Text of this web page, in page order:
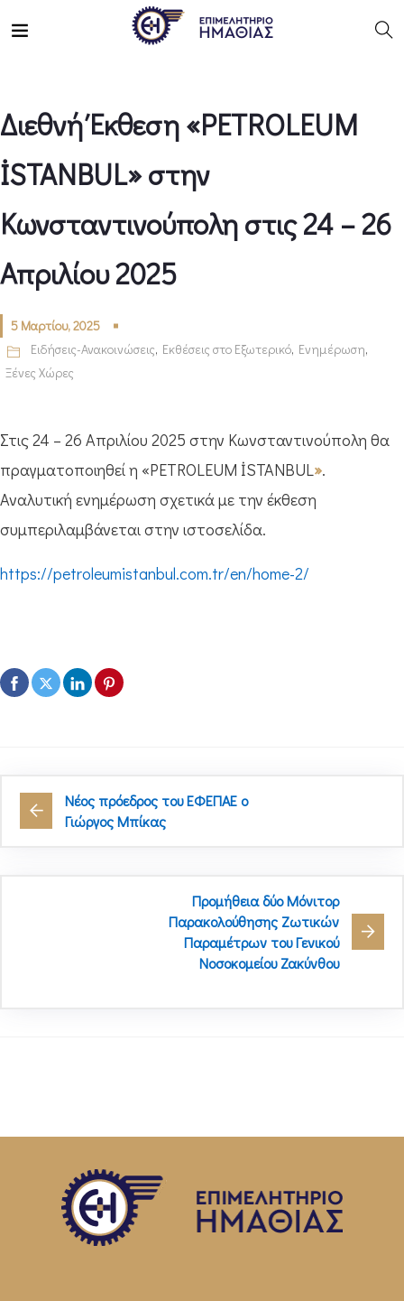
Διεθνή Έκθεση «PETROLEUM
İSTANBUL» στην
Κωνσταντινούπολη στις 24 – 26
Απριλίου 2025
5 Μαρτίου, 2025
Ειδήσεις-Ανακοινώσεις, Εκθέσεις στο Εξωτερικό, Ενημέρωση,
Ξένες Χώρες
Στις 24 – 26 Απριλίου 2025 στην Κωνσταντινούπολη θα
πραγματοποιηθεί η «PETROLEUM İSTANBUL».
Αναλυτική ενημέρωση σχετικά με την έκθεση
συμπεριλαμβάνεται στην ιστοσελίδα.
https://petroleumistanbul.com.tr/en/home-2/
Νέος πρόεδρος του ΕΦΕΠΑΕ ο
Γιώργος Μπίκας
Προμήθεια δύο Μόνιτορ
Παρακολούθησης Ζωτικών
Παραμέτρων του Γενικού
Νοσοκομείου Ζακύνθου